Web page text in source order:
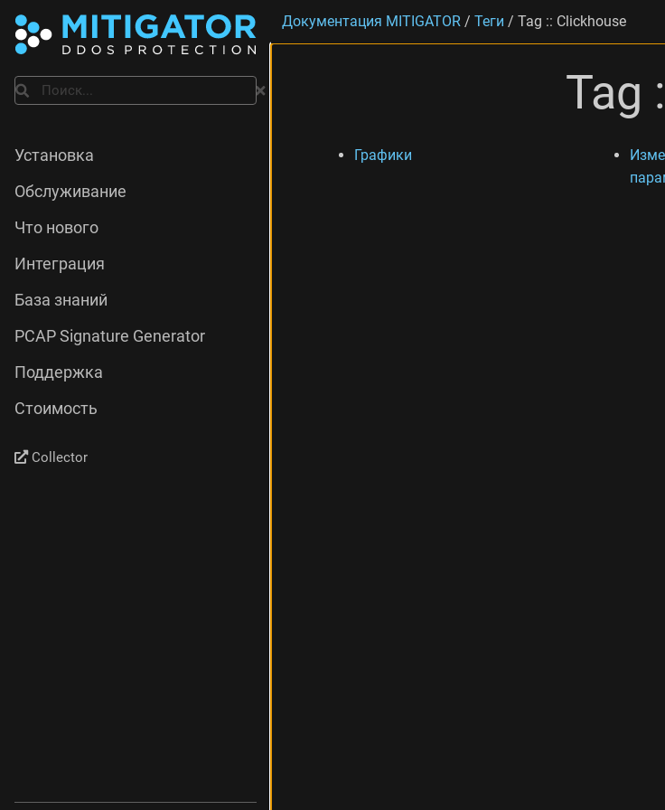
Документация MITIGATOR / Теги / Tag :: Clickhouse
Tag
Графики
Поиск
Установка
Обслуживание
Что нового
Интеграция
База знаний
PCAP Signature Generator
Поддержка
Стоимость
Collector